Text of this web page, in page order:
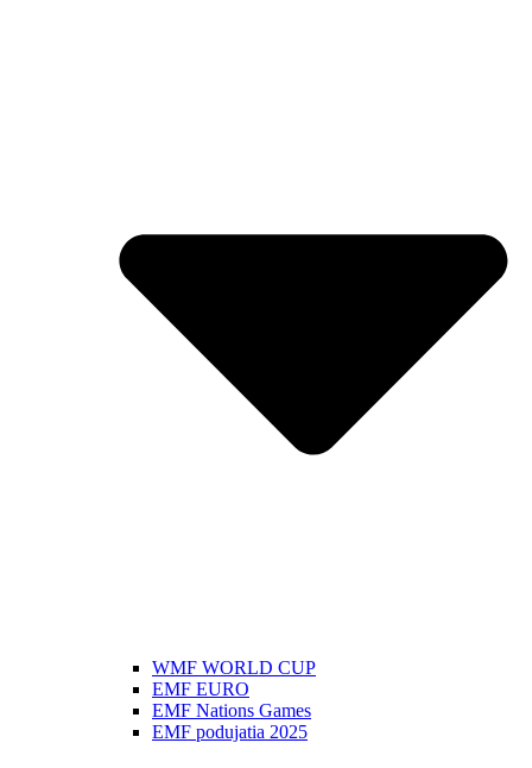
WMF WORLD CUP
EMF EURO
EMF Nations Games
EMF podujatia 2025